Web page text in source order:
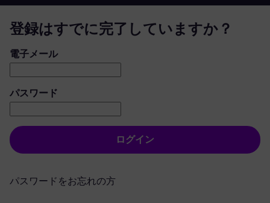
登録はすでに完了していますか？
ログイン：ユーザーとパスワード
電子メール
パスワード
ログイン
パスワードをお忘れの方